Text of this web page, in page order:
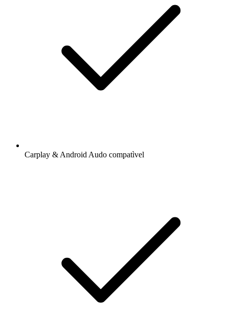
Carplay & Android Audo compatìvel